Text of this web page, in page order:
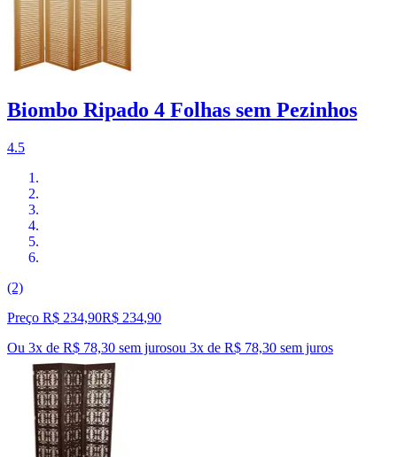
Biombo Ripado 4 Folhas sem Pezinhos
4.5
(2)
Preço R$ 234,90R$ 234,90
Ou 3x de R$ 78,30 sem jurosou 3x de R$ 78,30 sem juros